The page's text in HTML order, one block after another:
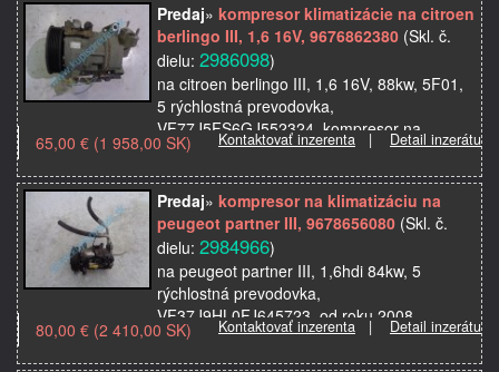
Predaj» kompresor klimatizácie na citroen
berlingo III, 1,6 16V, 9676862380 (Skl. č.
dielu: 2986098)
na citroen berlingo III, 1,6 16V, 88kw, 5F01,
5 rýchlostná prevodovka,
VF77J5FS6GJ552324, kompresor na
klimatizáciu, pasuje aj na peugeot partner,
použité originálne autosúčiast…
Kontaktovať inzerenta | Detail inzerátu
65,00 € (1 958,00 SK)
Predaj» kompresor na klimatizáciu na
peugeot partner III, 9678656080 (Skl. č.
dielu: 2984966)
na peugeot partner III, 1,6hdi 84kw, 5
rýchlostná prevodovka,
VF37J9HL0FJ645723, od roku 2008,
kompresor klimatizácie, pasuje aj na citroen
berlingo, použité originálne autosúči…
Kontaktovať inzerenta | Detail inzerátu
80,00 € (2 410,00 SK)